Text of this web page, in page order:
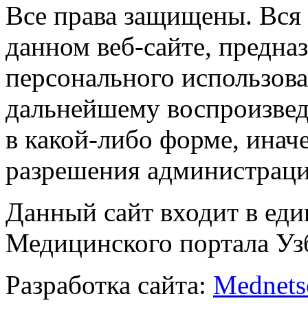
Все права защищены.
данном веб-сайте,
персонального
дальнейшему
в какой-либо форме,
разрешения
Данный сайт входит в
Медицинского портала
Разработка сайта: